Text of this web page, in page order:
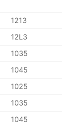
1213
12L3
1035
1045
1025
1035
1045